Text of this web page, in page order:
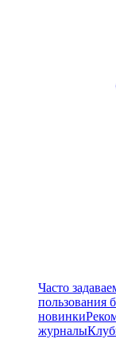
Часто
пользования
новинки
журналы